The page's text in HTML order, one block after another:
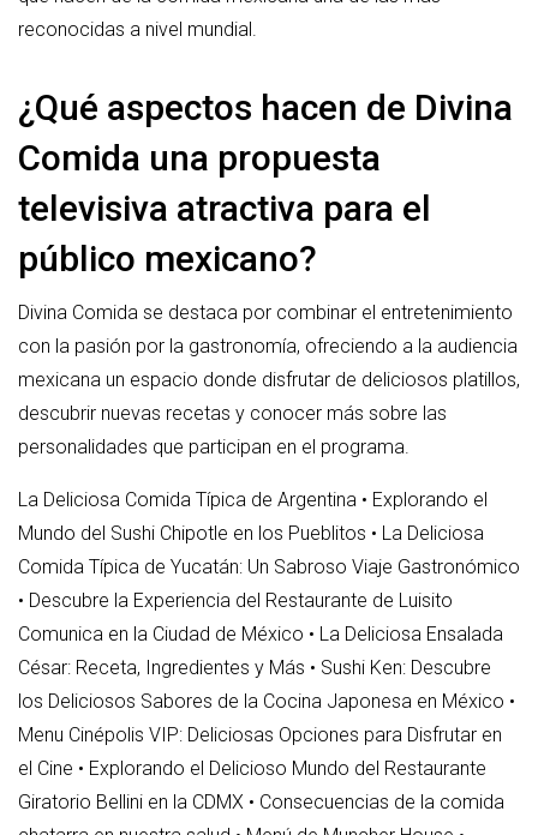
reconocidas a nivel mundial.
¿Qué aspectos hacen de Divina
Comida una propuesta
televisiva atractiva para el
público mexicano?
Divina Comida se destaca por combinar el entretenimiento
con la pasión por la gastronomía, ofreciendo a la audiencia
mexicana un espacio donde disfrutar de deliciosos platillos,
descubrir nuevas recetas y conocer más sobre las
personalidades que participan en el programa.
La Deliciosa Comida Típica de Argentina • Explorando el
Mundo del Sushi Chipotle en los Pueblitos • La Deliciosa
Comida Típica de Yucatán: Un Sabroso Viaje Gastronómico
• Descubre la Experiencia del Restaurante de Luisito
Comunica en la Ciudad de México • La Deliciosa Ensalada
César: Receta, Ingredientes y Más • Sushi Ken: Descubre
los Deliciosos Sabores de la Cocina Japonesa en México •
Menu Cinépolis VIP: Deliciosas Opciones para Disfrutar en
el Cine • Explorando el Delicioso Mundo del Restaurante
Giratorio Bellini en la CDMX • Consecuencias de la comida